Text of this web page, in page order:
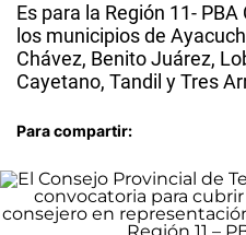
Es para la Región 11-
los municipios de
Chávez, Benito Juárez,
Cayetano, Tandil y Tres
Para compartir: